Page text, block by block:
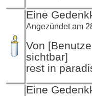
Eine
Angezündet am
Von
sichtbar]
rest in
Eine